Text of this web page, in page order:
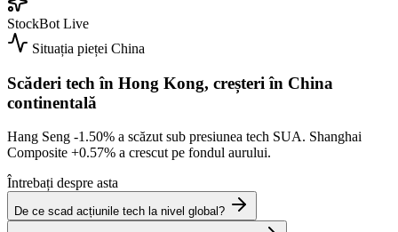
StockBot Live
Situația pieței China
Scăderi tech în Hong Kong, creșteri în China
continentală
Hang Seng -1.50% a scăzut sub presiunea tech SUA. Shanghai
Composite +0.57% a crescut pe fondul aurului.
Întrebați despre asta
De ce scad acțiunile tech la nivel global?